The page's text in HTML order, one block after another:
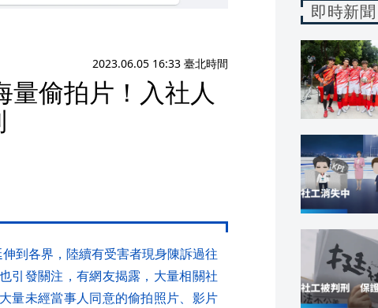
2023.06.05 16:33 臺北時間
量偷拍片！入社人
到各界，陸續有受害者現身陳訴過往
引發關注，有網友揭露，大量相關社
量未經當事人同意的偷拍照片、影片
即時新聞